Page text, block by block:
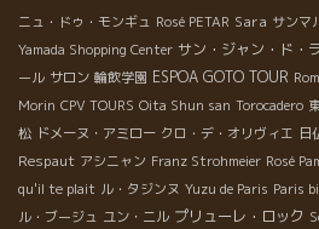
ニュ・ドゥ・モンギュ Rosé PETAR Sara サンマ
Yamada Shopping Center サン・ジャン・ド・
ール サロン 輪飲学園 ESPOA GOTO TOUR
Morin CPV TOURS Oita Shun san Torocadero
松 ドメーヌ・アミロー クロ・デ・オリヴィエ 日
Respaut アシニャン Franz Strohmeier Rosé
qu'il te plait ル・タジンヌ Yuzu de Paris Paris
ル・ブージュ ユン・ニル プリューレ・ロック